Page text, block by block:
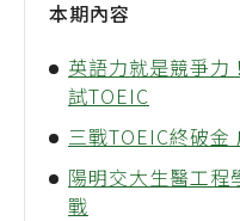
本期內容
英語力就是競爭力
試TOEIC
三戰TOEIC終破金
陽明交大生醫工程
戰